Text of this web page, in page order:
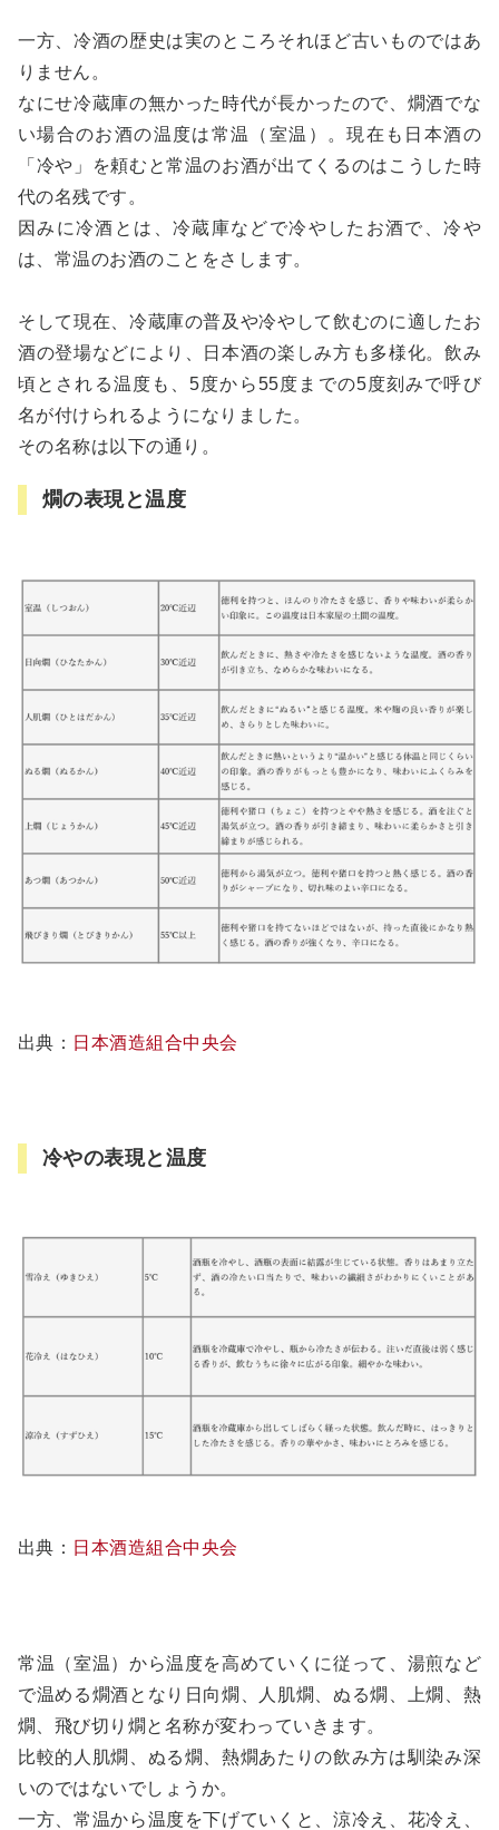
一方、冷酒の歴史は実のところそれほど古いものではあ
りません。
なにせ冷蔵庫の無かった時代が長かったので、燗酒でな
い場合のお酒の温度は常温（室温）。現在も日本酒の
「冷や」を頼むと常温のお酒が出てくるのはこうした時
代の名残です。
因みに冷酒とは、冷蔵庫などで冷やしたお酒で、冷や
は、常温のお酒のことをさします。
そして現在、冷蔵庫の普及や冷やして飲むのに適したお
酒の登場などにより、日本酒の楽しみ方も多様化。飲み
頃とされる温度も、5度から55度までの5度刻みで呼び
名が付けられるようになりました。
その名称は以下の通り。
燗の表現と温度
出典： 日本酒造組合中央会
冷やの表現と温度
出典： 日本酒造組合中央会
常温（室温）から温度を高めていくに従って、湯煎など
で温める燗酒となり日向燗、人肌燗、ぬる燗、上燗、熱
燗、飛び切り燗と名称が変わっていきます。
比較的人肌燗、ぬる燗、熱燗あたりの飲み方は馴染み深
いのではないでしょうか。
一方、常温から温度を下げていくと、涼冷え、花冷え、